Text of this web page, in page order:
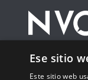
Ese sitio
Este sitio web